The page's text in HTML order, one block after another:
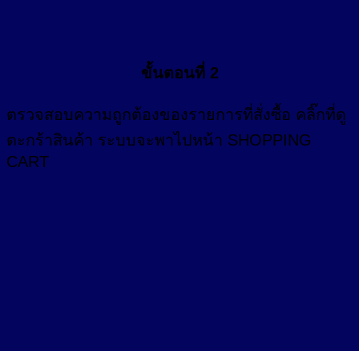
ขั้นตอนที่ 2
ตรวจสอบความถูกต้องของรายการที่สั่งซื้อ คลิ๊กที่ดู
ตะกร้าสินค้า ระบบจะพาไปหน้า SHOPPING
CART